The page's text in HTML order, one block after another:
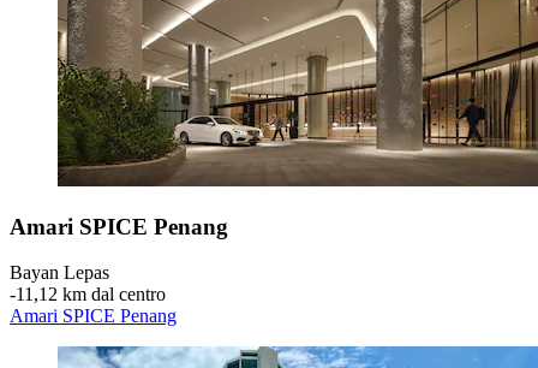
Amari SPICE Penang
Bayan Lepas
‐11,12 km dal centro
Amari SPICE Penang